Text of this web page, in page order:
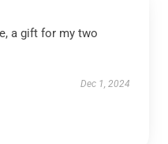
a gift for my two
Dec 1, 2024